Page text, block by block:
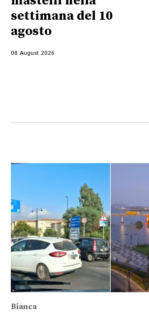
settimana del 10
agosto
08 August 2026
Bianca